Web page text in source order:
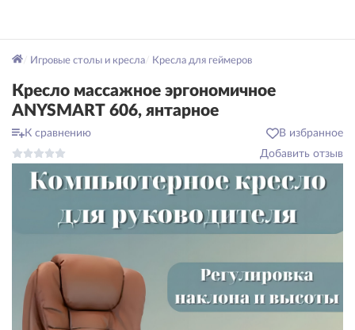
Игровые столы и кресла Кресла для геймеров
Кресло массажное эргономичное
ANYSMART 606, янтарное
К сравнению
В избранное
Добавить отзыв